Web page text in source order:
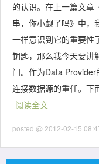
的认识。在上一篇文章
串，你小觑了吗》中，
一样意识到它的重要性
钥匙，那么我今天要讲
门。作为Data
连接数据源的重任。下
阅读全文
posted @ 2012-02-15